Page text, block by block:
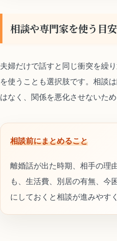
相談や専門家を使う目安
夫婦だけで話すと同じ衝突を繰
を使うことも選択肢です。相談
はなく、関係を悪化させないため
相談前にまとめること
離婚話が出た時期、相手の理
も、生活費、別居の有無、今
にしておくと相談が進みやす